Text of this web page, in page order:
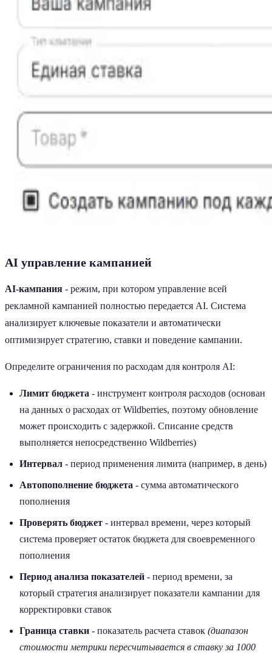
AI управление кампанией
AI-кампания - режим, при котором управление всей
рекламной кампанией полностью передается AI. Система
анализирует ключевые показатели и автоматически
оптимизирует стратегию, ставки и поведение кампании.
Определите ограничения по расходам для контроля AI:
Лимит бюджета - инструмент контроля расходов (основан
на данных о расходах от Wildberries, поэтому обновление
может происходить с задержкой. Списание средств
выполняется непосредственно Wildberries)
Интервал - период применения лимита (например, в день)
Автопополнение бюджета - сумма автоматического
пополнения
Проверять бюджет - интервал времени, через который
система проверяет остаток бюджета для своевременного
пополнения
Период анализа показателей - период времени, за
который стратегия анализирует показатели кампании для
корректировки ставок
Граница ставки - показатель расчета ставок (диапазон
стоимости метрики пересчитывается в ставку за 1000